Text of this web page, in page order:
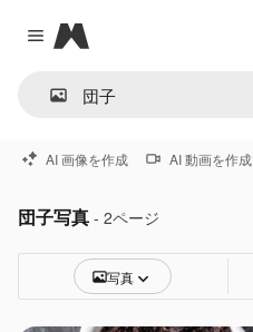
Close menu
Magnific
AI 画像を作成 AI 動画を作成
団子写真 - 2ページ
写真